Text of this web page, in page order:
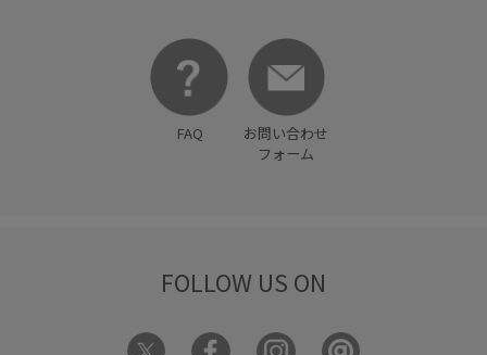
FAQ
お問い合わせ
フォーム
FOLLOW US ON